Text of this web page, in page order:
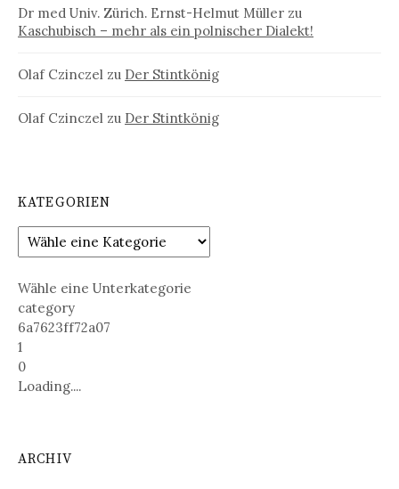
Dr med Univ. Zürich. Ernst-Helmut Müller zu
Kaschubisch – mehr als ein polnischer Dialekt!
Olaf Czinczel zu Der Stintkönig
Olaf Czinczel zu Der Stintkönig
KATEGORIEN
Wähle eine Unterkategorie
category
6a7623ff72a07
1
0
Loading....
ARCHIV